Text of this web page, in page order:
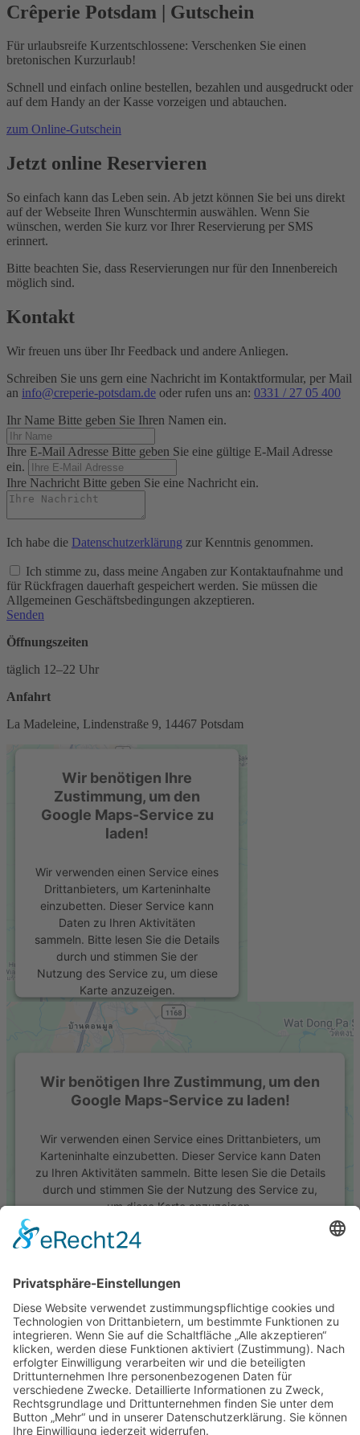
Crêperie Potsdam | Gutschein
Für urlaubsreife Kurzentschlossene: Verschenken Sie einen
bretonischen Kurzurlaub!
Schnell und einfach online bestellen, bezahlen und ausgedruckt oder
auf dem Handy an der Kasse vorzeigen und abtauchen.
zum Online-Gutschein
Jetzt online Reservieren
So einfach kann das Leben sein. Ab jetzt können Sie bei uns direkt
auf der Webseite Ihren Wunschtermin auswählen. Wenn Sie
wünschen, werden Sie kurz vor Ihrer Reservierung per SMS
erinnert.
Bitte beachten Sie, dass Reservierungen nur für den Innenbereich
möglich sind.
Kontakt
Wir freuen uns über Ihr Feedback und andere Anliegen.
Schreiben Sie uns gern eine Nachricht im Kontaktformular, per Mail
an info@creperie-potsdam.de oder rufen uns an: 0331 / 27 05 400
Ihr Name Bitte geben Sie Ihren Namen ein.
Ihre E-Mail Adresse Bitte geben Sie eine gültige E-Mail Adresse
ein.
Ihre Nachricht Bitte geben Sie eine Nachricht ein.
Ich habe die Datenschutzerklärung zur Kenntnis genommen.
Ich stimme zu, dass meine Angaben zur Kontaktaufnahme und
für Rückfragen dauerhaft gespeichert werden. Sie müssen die
Allgemeinen Geschäftsbedingungen akzeptieren.
Senden
Öffnungszeiten
täglich 12–22 Uhr
Anfahrt
La Madeleine, Lindenstraße 9, 14467 Potsdam
Wir benötigen Ihre
Zustimmung, um den
Google Maps-Service zu
laden!
Wir verwenden einen Service eines
Drittanbieters, um Karteninhalte
einzubetten. Dieser Service kann
Daten zu Ihren Aktivitäten
sammeln. Bitte lesen Sie die Details
durch und stimmen Sie der
Nutzung des Service zu, um diese
Karte anzuzeigen.
Mehr Informationen
powered byUsercentrics Consent
Wir benötigen Ihre Zustimmung, um den
Google Maps-Service zu laden!
Wir verwenden einen Service eines Drittanbieters, um
Karteninhalte einzubetten. Dieser Service kann Daten
zu Ihren Aktivitäten sammeln. Bitte lesen Sie die Details
durch und stimmen Sie der Nutzung des Service zu,
um diese Karte anzuzeigen.
Mehr Informationen
Akzeptieren
powered byUsercentrics Consent Management
Platform&eRecht24
täglich 12–22 Uhr